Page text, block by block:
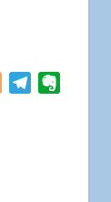
BloggerTelegram